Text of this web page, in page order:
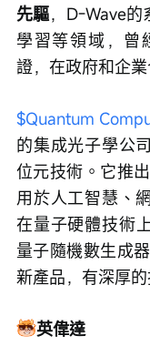
先驅，D-Wave的
學習等領域，曾
證，在政府和企
$Quantum
的集成光子學公
位元技術。它推
用於人工智慧、
在量子硬體技術
量子隨機數生成
新產品，有深厚
英偉達